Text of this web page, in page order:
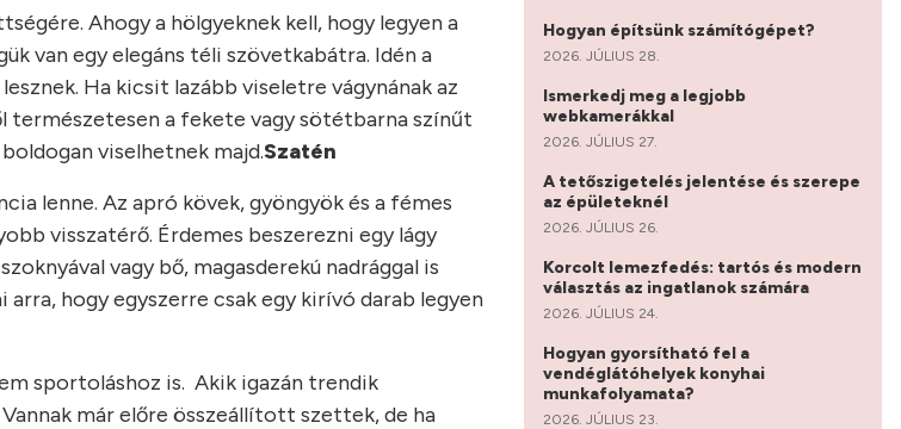
Ahogy a hölgyeknek kell, hogy legyen a
van egy elegáns téli szövetkabátra. Idén a
Ha kicsit lazább viseletre vágynának az
természetesen a fekete vagy sötétbarna színűt
viselhetnek majd.Szatén
lenne. Az apró kövek, gyöngyök és a fémes
visszatérő. Érdemes beszerezni egy lágy
vagy bő, magasderekú nadrággal is
hogy egyszerre csak egy kirívó darab legyen
sportoláshoz is. Akik igazán trendik
már előre összeállított szettek, de ha
Hogyan építsünk számítógépet?
2026. JÚLIUS 28.
Ismerkedj meg a legjobb
webkamerákkal
2026. JÚLIUS 27.
A tetőszigetelés jelentése és szerepe
az épületeknél
2026. JÚLIUS 26.
Korcolt lemezfedés: tartós és modern
választás az ingatlanok számára
2026. JÚLIUS 24.
Hogyan gyorsítható fel a
vendéglátóhelyek konyhai
munkafolyamata?
2026. JÚLIUS 23.